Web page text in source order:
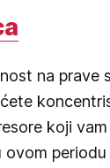
na prave
koji
ovom